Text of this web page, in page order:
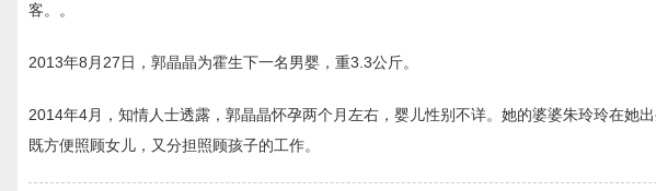
客。。
2013年8月27日，郭晶晶为霍生下一名男婴，重3.3公斤。
2014年4月，知情人士透露，郭晶晶怀孕两个月左右，婴儿性别不详。她的婆婆朱玲玲在她
既方便照顾女儿，又分担照顾孩子的工作。